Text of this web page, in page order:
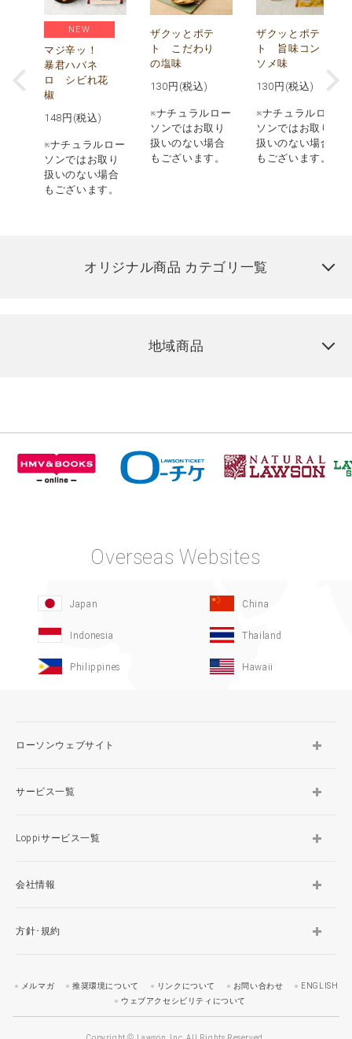
NEW
マジ辛ッ！
暴君ハバネ
ロ シビれ花
椒
148 円(税込)
※ナチュラルロー
ソンではお取り
扱いのない場合
もございます。
ザクッとポテ
ト こだわり
の塩味
130 円(税込)
※ナチュラルロー
ソンではお取り
扱いのない場合
もございます。
ザクッとポテ
ト 旨味コン
ソメ味
130 円(税込)
※ナチュラルロー
ソンではお取り
扱いのない場合
もございます。
オリジナル商品 カテゴリ一覧
地域商品
Overseas Websites
Japan China
Indonesia Thailand
Philippines Hawaii
ローソンウェブサイト
サービス一覧
Loppiサービス一覧
会社情報
方針･規約
メルマガ 推奨環境について リンクについて お問い合わせ
ENGLISH
ウェブアクセシビリティについて